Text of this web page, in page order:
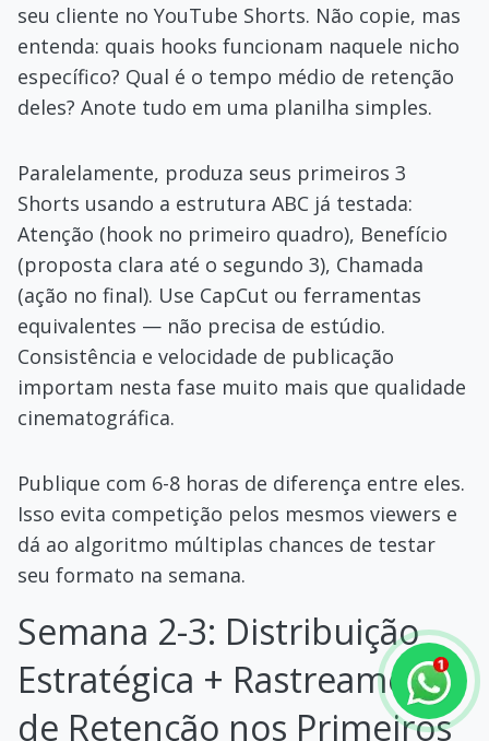
seu cliente no YouTube Shorts. Não copie, mas
entenda: quais hooks funcionam naquele nicho
específico? Qual é o tempo médio de retenção
deles? Anote tudo em uma planilha simples.
Paralelamente, produza seus primeiros 3
Shorts usando a estrutura ABC já testada:
Atenção (hook no primeiro quadro), Benefício
(proposta clara até o segundo 3), Chamada
(ação no final). Use CapCut ou ferramentas
equivalentes — não precisa de estúdio.
Consistência e velocidade de publicação
importam nesta fase muito mais que qualidade
cinematográfica.
Publique com 6-8 horas de diferença entre eles.
Isso evita competição pelos mesmos viewers e
dá ao algoritmo múltiplas chances de testar
seu formato na semana.
Semana 2-3: Distribuição
Estratégica + Rastreamento
de Retenção nos Primeiros